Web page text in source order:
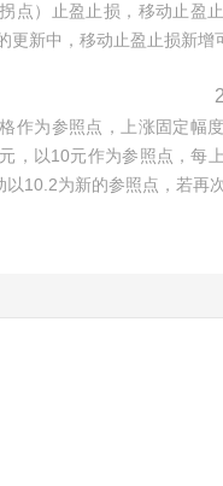
点）止盈止损，移动止盈
更新中，移动止盈止损新增
作为参照点，上涨固定幅
，以10元作为参照点，每
10.2为新的参照点，若再